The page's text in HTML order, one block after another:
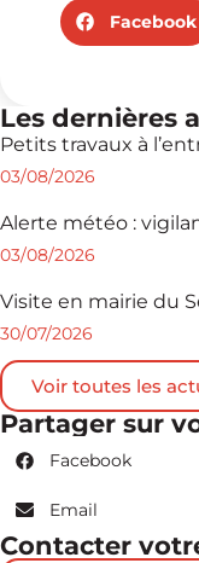
Facebook
Les dernières
Petits travaux à
03/08/2026
Alerte météo :
03/08/2026
Visite en mairie du
30/07/2026
Voir toutes les
Partager sur
Facebook
Email
Contacter